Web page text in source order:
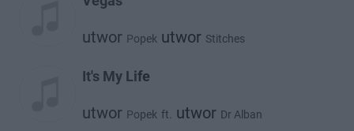
utwor Popek utwor Stitches
It's My Life
utwor Popek ft. utwor Dr Alban